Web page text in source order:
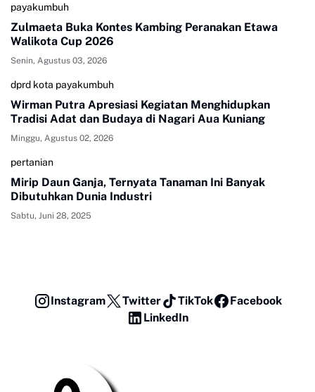
payakumbuh
Zulmaeta Buka Kontes Kambing Peranakan Etawa
Walikota Cup 2026
Senin, Agustus 03, 2026
dprd kota payakumbuh
Wirman Putra Apresiasi Kegiatan Menghidupkan
Tradisi Adat dan Budaya di Nagari Aua Kuniang
Minggu, Agustus 02, 2026
pertanian
Mirip Daun Ganja, Ternyata Tanaman Ini Banyak
Dibutuhkan Dunia Industri
Sabtu, Juni 28, 2025
Instagram Twitter TikTok
Facebook
LinkedIn